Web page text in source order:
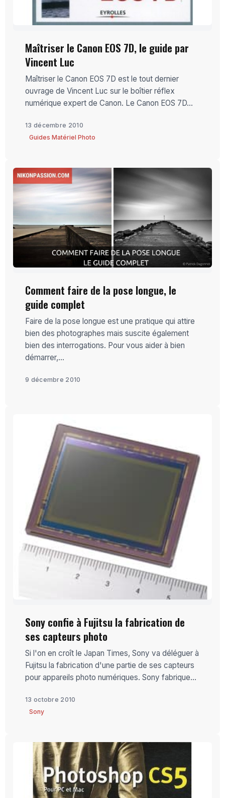
Maîtriser le Canon EOS 7D, le guide par
Vincent Luc
Maîtriser le Canon EOS 7D est le tout dernier
ouvrage de Vincent Luc sur le boîtier réflex
numérique expert de Canon. Le Canon EOS 7D...
13 décembre 2010
Guides Matériel Photo
Comment faire de la pose longue, le
guide complet
Faire de la pose longue est une pratique qui attire
bien des photographes mais suscite également
bien des interrogations. Pour vous aider à bien
démarrer,...
9 décembre 2010
Sony confie à Fujitsu la fabrication de
ses capteurs photo
Si l'on en croît le Japan Times, Sony va déléguer à
Fujitsu la fabrication d'une partie de ses capteurs
pour appareils photo numériques. Sony fabrique...
13 octobre 2010
Sony